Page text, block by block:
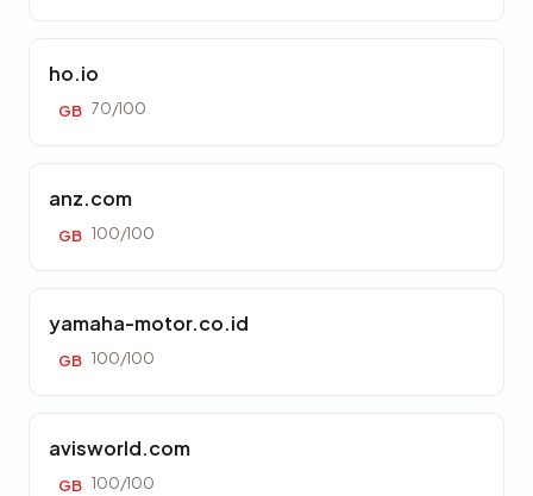
ho.io
GB 70/100
anz.com
GB 100/100
yamaha-motor.co.id
GB 100/100
avisworld.com
GB 100/100